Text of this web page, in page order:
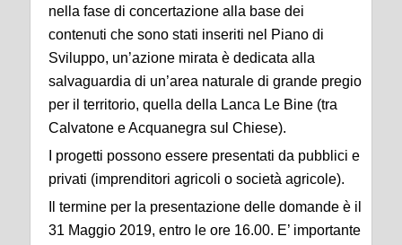
nella fase di concertazione alla base dei
contenuti che sono stati inseriti nel Piano di
Sviluppo, un’azione mirata è dedicata alla
salvaguardia di un’area naturale di grande pregio
per il territorio, quella della Lanca Le Bine (tra
Calvatone e Acquanegra sul Chiese).
I progetti possono essere presentati da pubblici e
privati (imprenditori agricoli o società agricole).
Il termine per la presentazione delle domande è il
31 Maggio 2019, entro le ore 16.00. E’ importante